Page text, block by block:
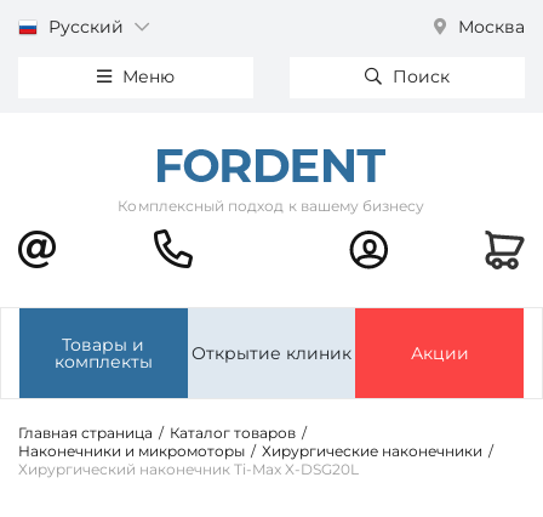
Русский Москва
Меню Поиск
Комплексный подход к вашему бизнесу
Товары и
комплекты Открытие клиник Акции
Главная страница / Каталог товаров /
Наконечники и микромоторы / Хирургические наконечники /
Хирургический наконечник Ti-Max X-DSG20L